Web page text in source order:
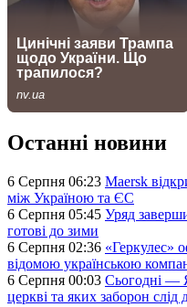
Останні новини
6 Серпня 06:23 Maersk
між Україною та ЄС
6 Серпня 05:45 Уряд
готові до зими
6 Серпня 02:36 «Геркулес»
відомою українською
6 Серпня 00:03 Сьогодні —
церкві та яких заборон слід